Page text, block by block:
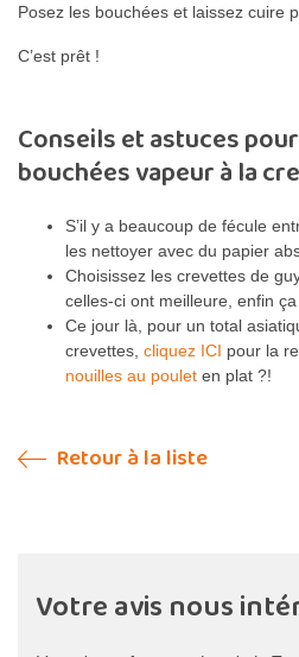
Posez les bouchées et laissez cuire
C’est prêt !
Conseils et astuces
bouchées vapeur à la
S’il y a beaucoup de fécule
les nettoyer avec du papier
Choisissez les crevettes de
celles-ci ont meilleure, enfin
Ce jour là, pour un total
crevettes, cliquez ICI pour la
nouilles au poulet en plat ?!
Retour à la liste
Votre avis nous